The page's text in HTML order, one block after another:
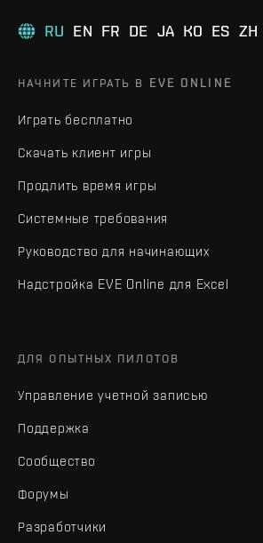
RU EN FR DE JA KO ES ZH
НАЧНИТЕ ИГРАТЬ В EVE ONLINE
Играть бесплатно
Скачать клиент игры
Продлить время игры
Системные требования
Руководство для начинающих
Надстройка EVE Online для Excel
ДЛЯ ОПЫТНЫХ ПИЛОТОВ
Управление учетной записью
Поддержка
Сообщество
Форумы
Разработчики